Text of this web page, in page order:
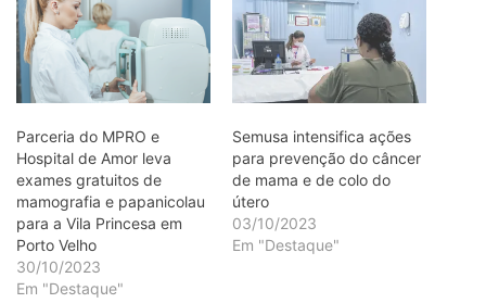
Parceria do MPRO e
Hospital de Amor leva
exames gratuitos de
mamografia e papanicolau
para a Vila Princesa em
Porto Velho
30/10/2023
Em "Destaque"
Semusa intensifica ações
para prevenção do câncer
de mama e de colo do
útero
03/10/2023
Em "Destaque"